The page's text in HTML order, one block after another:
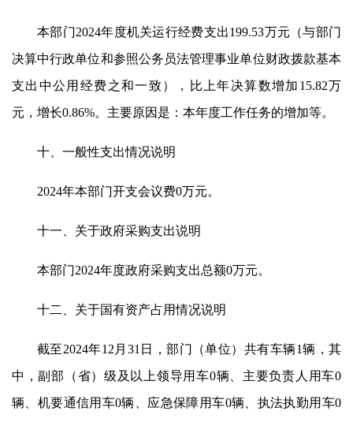
本部门2024年度机关运行经费支出199.53万元（与部门
决算中行政单位和参照公务员法管理事业单位财政拨款基本
支出中公用经费之和一致），比上年决算数增加15.82万
元，增长0.86%。主要原因是：本年度工作任务的增加等。
十、一般性支出情况说明
2024年本部门开支会议费0万元。
十一、关于政府采购支出说明
本部门2024年度政府采购支出总额0万元。
十二、关于国有资产占用情况说明
截至2024年12月31日，部门（单位）共有车辆1辆，其
中，副部（省）级及以上领导用车0辆、主要负责人用车0
辆、机要通信用车0辆、应急保障用车0辆、执法执勤用车0